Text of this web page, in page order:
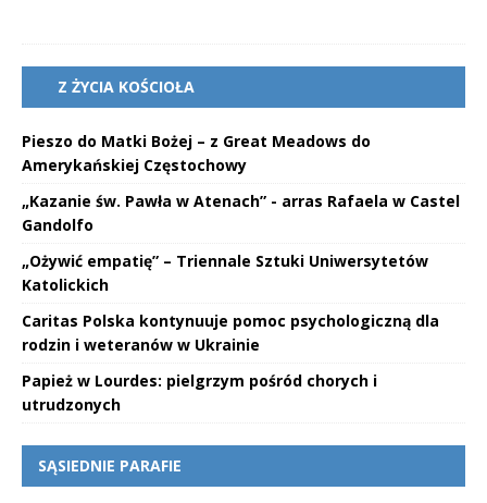
Z ŻYCIA KOŚCIOŁA
Pieszo do Matki Bożej – z Great Meadows do
Amerykańskiej Częstochowy
„Kazanie św. Pawła w Atenach” - arras Rafaela w Castel
Gandolfo
„Ożywić empatię” – Triennale Sztuki Uniwersytetów
Katolickich
Caritas Polska kontynuuje pomoc psychologiczną dla
rodzin i weteranów w Ukrainie
Papież w Lourdes: pielgrzym pośród chorych i
utrudzonych
SĄSIEDNIE PARAFIE